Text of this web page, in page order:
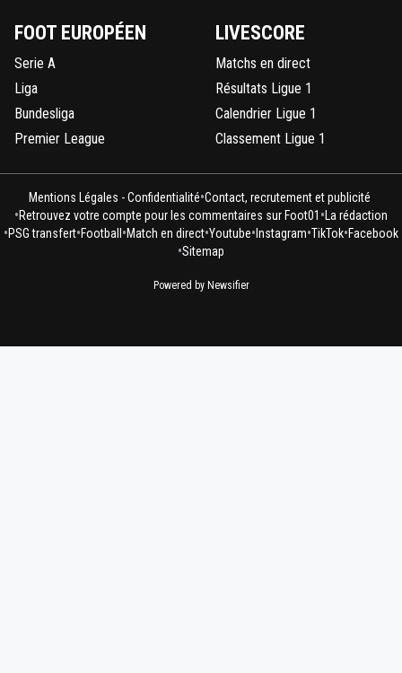
FOOT EUROPÉEN
Serie A
Liga
Bundesliga
Premier League
LIVESCORE
Matchs en direct
Résultats Ligue 1
Calendrier Ligue 1
Classement Ligue 1
Mentions Légales - Confidentialité•Contact, recrutement et publicité
•Retrouvez votre compte pour les commentaires sur Foot01 • La rédaction
•PSG transfert•Football •Match en direct•Youtube• Instagram•TikTok•Facebook
•Sitemap
Powered by Newsifier